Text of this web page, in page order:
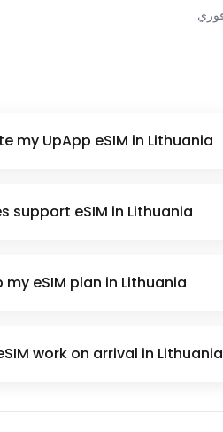
my UpApp eSIM in Lithuania?
support eSIM in Lithuania?
eSIM plan in Lithuania?
work on arrival in Lithuania?